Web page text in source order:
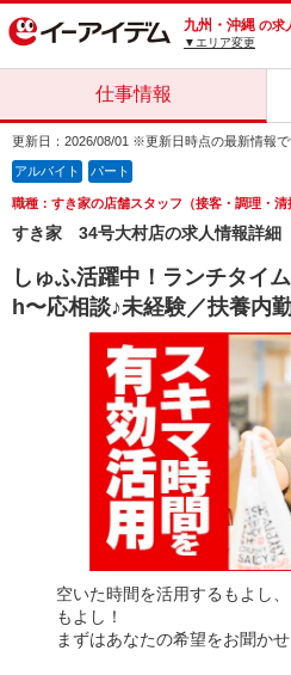
九州・沖縄 の求
▼エリア変更
仕事情報
更新日：2026/08/01 ※更新日時点の最新情報
アルバイト パート
職種：すき家の店舗スタッフ（接客・調理・清
すき家 34号大村店の求人情報詳細
しゅふ活躍中！ランチタイ
h〜応相談♪未経験／扶養内
空いた時間を活用するもよし
もよし！
まずはあなたの希望をお聞かせ